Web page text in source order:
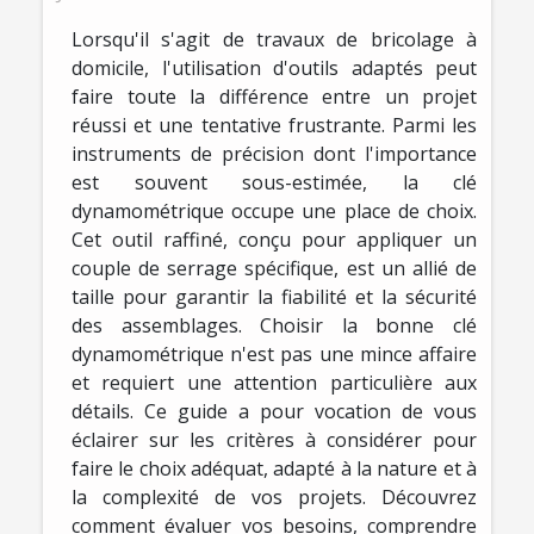
Lorsqu'il s'agit de travaux de bricolage à
domicile, l'utilisation d'outils adaptés peut
faire toute la différence entre un projet
réussi et une tentative frustrante. Parmi les
instruments de précision dont l'importance
est souvent sous-estimée, la clé
dynamométrique occupe une place de choix.
Cet outil raffiné, conçu pour appliquer un
couple de serrage spécifique, est un allié de
taille pour garantir la fiabilité et la sécurité
des assemblages. Choisir la bonne clé
dynamométrique n'est pas une mince affaire
et requiert une attention particulière aux
détails. Ce guide a pour vocation de vous
éclairer sur les critères à considérer pour
faire le choix adéquat, adapté à la nature et à
la complexité de vos projets. Découvrez
comment évaluer vos besoins, comprendre